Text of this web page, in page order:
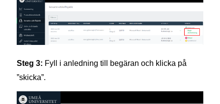
Steg 3: Fyll i anledning till begäran och klicka på
”skicka”.